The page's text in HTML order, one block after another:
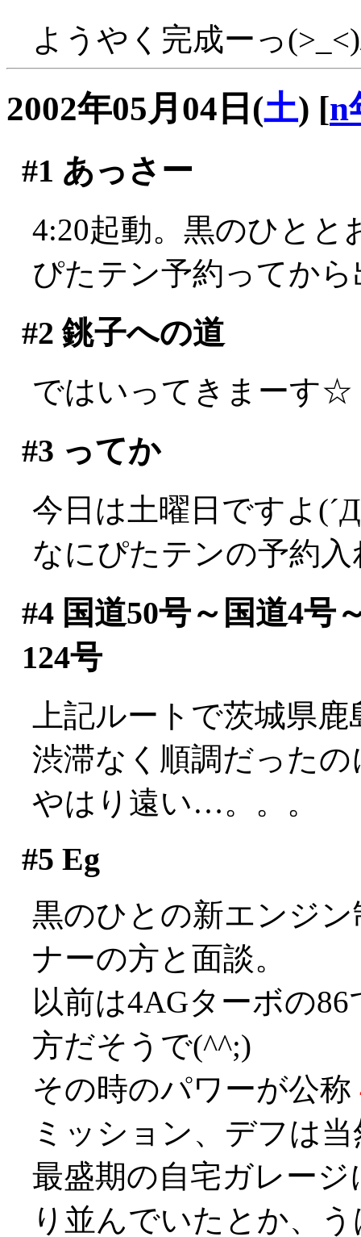
ようやく完成ーっ
2002年05月04日(土) [n
#1 あっさー
4:20起動。黒のひとと
ぴたテン予約ってから
#2 銚子への道
ではいってきまーす☆
#3 ってか
今日は土曜日ですよ
なにぴたテンの予約
#4国道50号～国道4号
124号
上記ルートで茨城県
渋滞なく順調だった
やはり遠い…。。。
#5 Eg
黒のひとの新エンジ
ナーの方と面談。
以前は4AGターボの
方だそうで(^^;)
その時のパワーが公称
ミッション、デフは
最盛期の自宅ガレー
り並んでいたとか、